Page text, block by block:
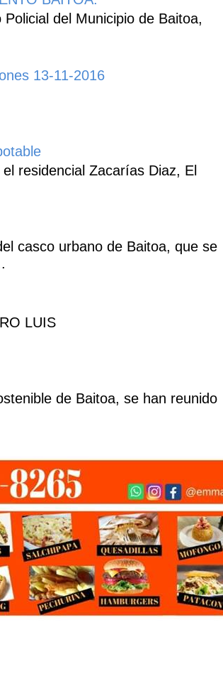
del Municipio de Baitoa,
13-11-2016
residencial Zacarías Diaz, El
casco urbano de Baitoa, que se
LUIS
de Baitoa, se han reunido